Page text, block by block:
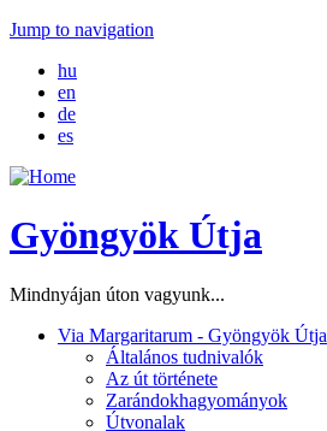
Jump to navigation
hu
en
de
es
Gyöngyök Útja
Mindnyájan úton vagyunk...
Via Margaritarum - Gyöngyök Útja
Általános tudnivalók
Az út története
Zarándokhagyományok
Útvonalak